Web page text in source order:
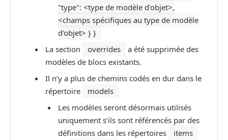
"type": <type de modèle d'objet>,
<champs spécifiques au type de modèle
d'objet> } }
La section
overrides
a été supprimée des
modèles de blocs existants.
Il n’y a plus de chemins codés en dur dans le
répertoire
models
Les modèles seront désormais utilisés
uniquement s’ils sont référencés par des
définitions dans les répertoires
items